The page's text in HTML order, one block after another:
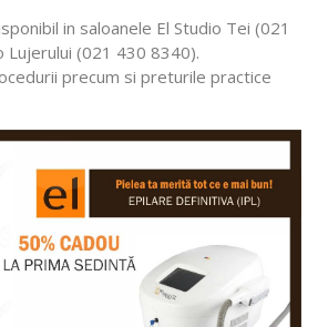
in saloanele El Studio Tei (021
Lujerului (021 430 8340).
precum si preturile practice